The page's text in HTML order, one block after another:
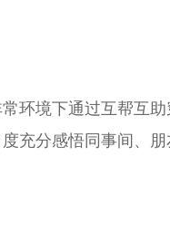
环境下通过互帮互
充分感悟同事间、